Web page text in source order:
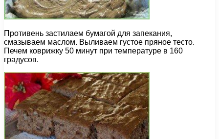
Противень застилаем бумагой для запекания,
смазываем маслом. Выливаем густое пряное тесто.
Печем коврижку 50 минут при температуре в 160
градусов.